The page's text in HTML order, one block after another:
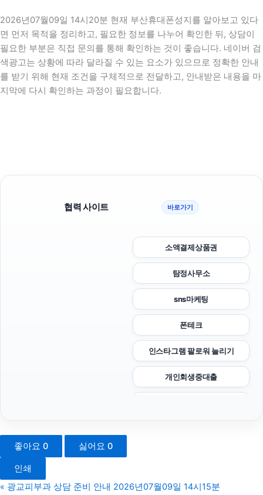
2026년07월09일 14시20분 현재 부산휴대폰성지를 알아보고 있다
면 먼저 목적을 정리하고, 필요한 정보를 나누어 확인한 뒤, 상담이
필요한 부분은 직접 문의를 통해 확인하는 것이 좋습니다. 네이버 검
색광고는 상황에 따라 달라질 수 있는 요소가 있으므로 정확한 안내
를 받기 위해 현재 조건을 구체적으로 전달하고, 안내받은 내용을 마
지막에 다시 확인하는 과정이 필요합니다.
협력 사이트 바로가기
소액결제상품권
탐정사무소
sns마케팅
폰테크
인스타그램 팔로워 늘리기
개인회생중대출
수원변호사
좋아요 0 싫어요 0
인쇄
« 광교피부과 상담 준비 안내 2026년07월09일 14시15분